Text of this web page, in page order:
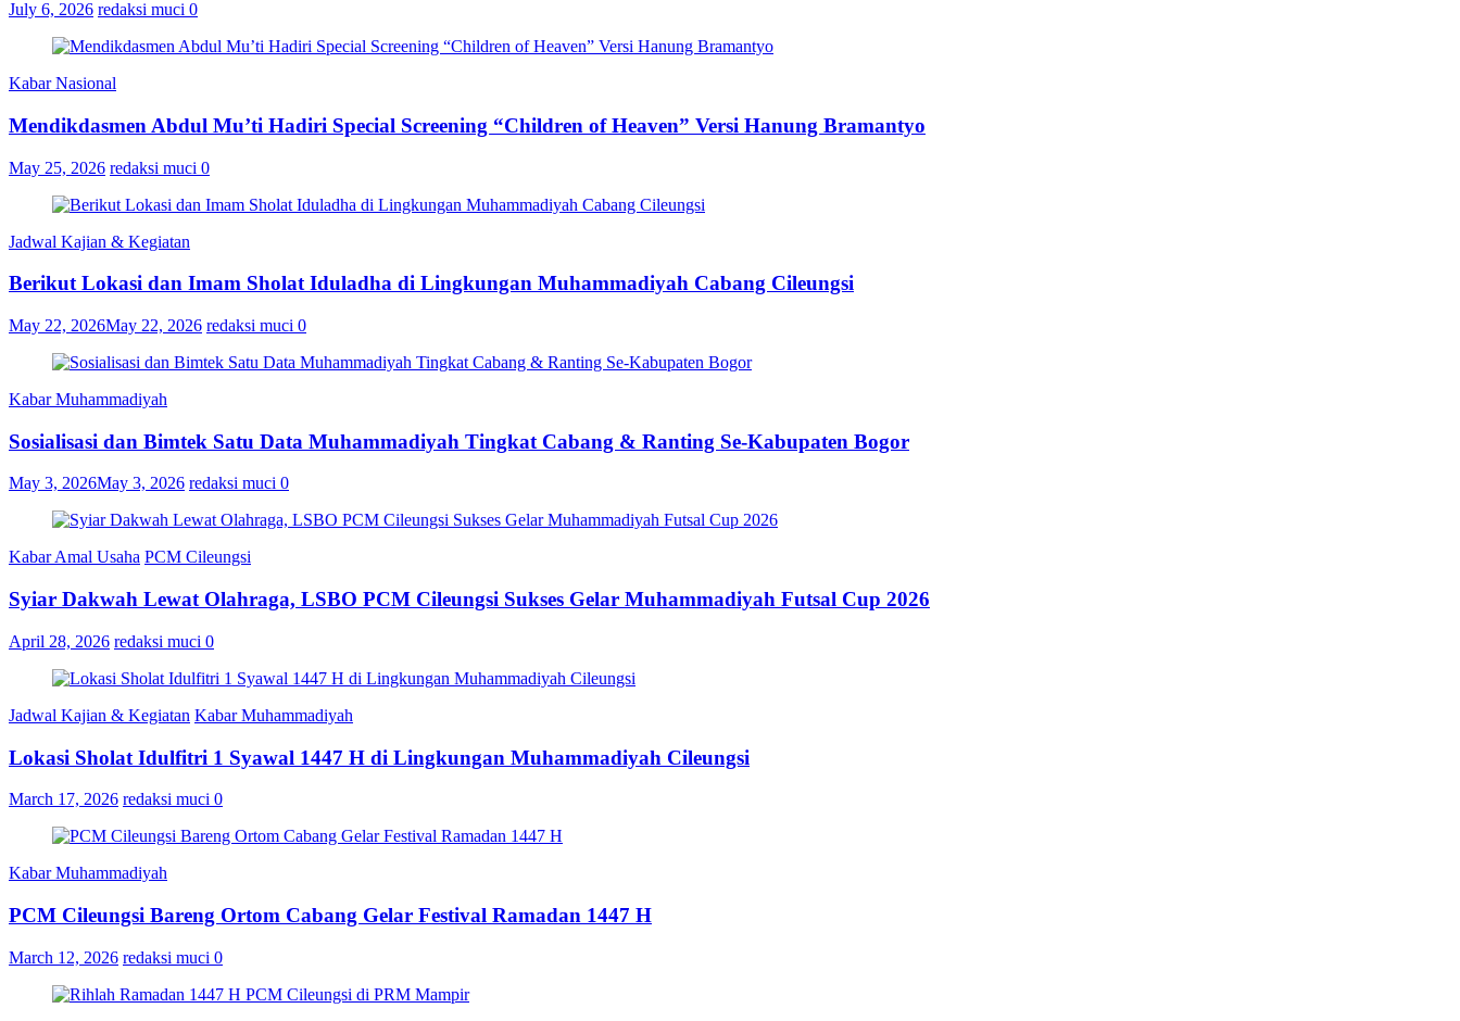
July 6, 2026 redaksi muci 0
Kabar Nasional
Mendikdasmen Abdul Mu’ti Hadiri Special Screening “Children of Heaven” Versi Hanung Bramantyo
May 25, 2026 redaksi muci 0
Jadwal Kajian & Kegiatan
Berikut Lokasi dan Imam Sholat Iduladha di Lingkungan Muhammadiyah Cabang Cileungsi
May 22, 2026May 22, 2026 redaksi muci 0
Kabar Muhammadiyah
Sosialisasi dan Bimtek Satu Data Muhammadiyah Tingkat Cabang & Ranting Se-Kabupaten Bogor
May 3, 2026May 3, 2026 redaksi muci 0
Kabar Amal Usaha PCM Cileungsi
Syiar Dakwah Lewat Olahraga, LSBO PCM Cileungsi Sukses Gelar Muhammadiyah Futsal Cup 2026
April 28, 2026 redaksi muci 0
Jadwal Kajian & Kegiatan Kabar Muhammadiyah
Lokasi Sholat Idulfitri 1 Syawal 1447 H di Lingkungan Muhammadiyah Cileungsi
March 17, 2026 redaksi muci 0
Kabar Muhammadiyah
PCM Cileungsi Bareng Ortom Cabang Gelar Festival Ramadan 1447 H
March 12, 2026 redaksi muci 0